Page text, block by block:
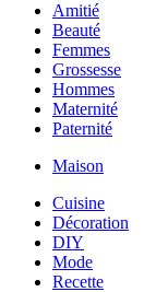
Amitié
Beauté
Femmes
Grossesse
Hommes
Maternité
Paternité
Maison
Cuisine
Décoration
DIY
Mode
Recette